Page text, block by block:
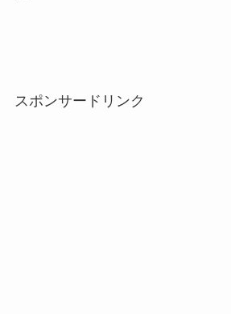
スポンサードリンク